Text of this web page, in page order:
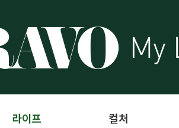
라이프 컬처